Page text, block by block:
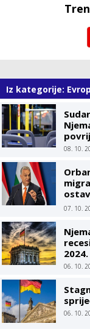
Iz kategorije:
08. 10.
07. 10.
06. 10.
06. 10.